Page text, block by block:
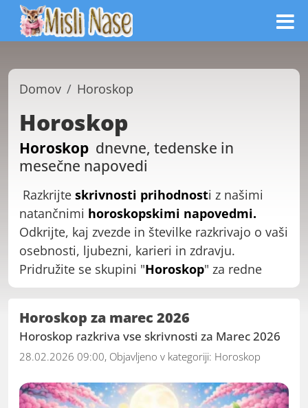
Domov Horoskop
Horoskop
Horoskop dnevne, tedenske in
mesečne napovedi
Razkrijte skrivnosti prihodnosti z našimi
natančnimi horoskopskimi napovedmi.
Odkrijte, kaj zvezde in številke razkrivajo o vaši
osebnosti, ljubezni, karieri in zdravju.
Pridružite se skupini "Horoskop" za redne
mesečne, tedenske in dnevneastrološke
odločitve in izboljšati vaše življenje. Ne glede
na to, ali iščete globlji vpogled v svoje življenje
ali preprosto radovedni, kaj vam prinaša
prihodnost, je naša skupina vaš vodnik po
zvezdnih poteh.
Horoskop za marec 2026
Horoskop razkriva vse skrivnosti za Marec 2026
28.02.2026 09:00, Objavljeno v kategoriji: Horoskop